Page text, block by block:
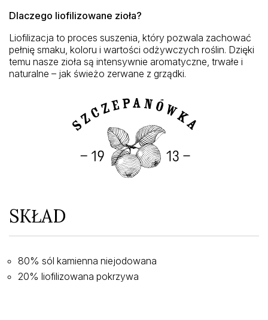
Dlaczego liofilizowane zioła?
Liofilizacja to proces suszenia, który pozwala zachować
pełnię smaku, koloru i wartości odżywczych roślin. Dzięki
temu nasze zioła są intensywnie aromatyczne, trwałe i
naturalne – jak świeżo zerwane z grządki.
SKŁAD
80% sól kamienna niejodowana
20% liofilizowana pokrzywa